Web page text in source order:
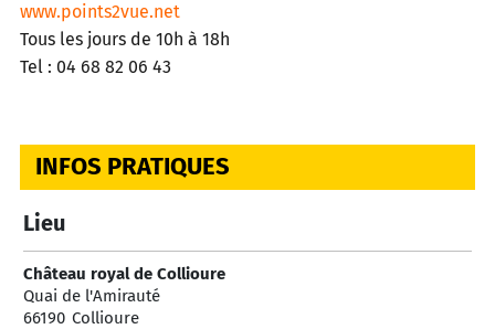
www.points2vue.net
Tous les jours de 10h à 18h
Tel : 04 68 82 06 43
INFOS PRATIQUES
Lieu
Château royal de Collioure
Quai de l'Amirauté
66190 Collioure